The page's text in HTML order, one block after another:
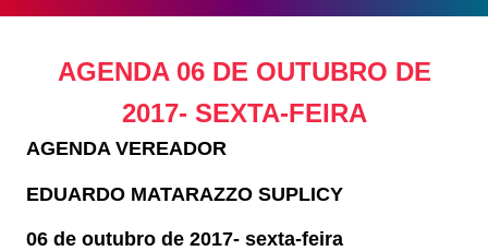
AGENDA 06 DE OUTUBRO DE
2017- SEXTA-FEIRA
AGENDA VEREADOR
EDUARDO MATARAZZO SUPLICY
06 de outubro de 2017- sexta-feira